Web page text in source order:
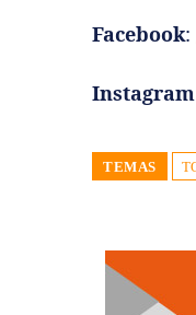
Facebook:
Instagram
TEMAS